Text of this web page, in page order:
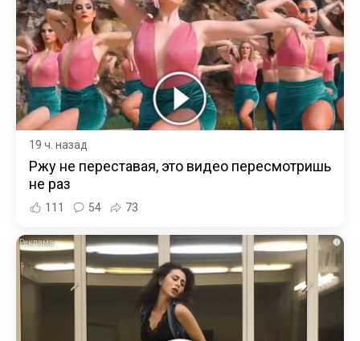
19 ч. назад
Ржу не переставая, это видео пересмотришь
не раз
111 54 73
i